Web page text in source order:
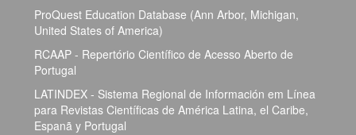
ProQuest Education Database (Ann Arbor, Michigan,
United States of America)
RCAAP - Repertório Científico de Acesso Aberto de
Portugal
LATINDEX - Sistema Regional de Información em Línea
para Revistas Científicas de América Latina, el Caribe,
Espanã y Portugal